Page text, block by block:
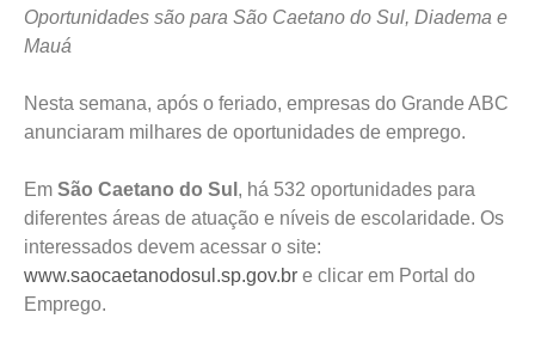
Oportunidades são para São Caetano do Sul, Diadema e
Mauá
Nesta semana, após o feriado, empresas do Grande ABC
anunciaram milhares de oportunidades de emprego.
Em São Caetano do Sul , há 532 oportunidades para
diferentes áreas de atuação e níveis de escolaridade. Os
interessados devem acessar o site:
www.saocaetanodosul.sp.gov.br e clicar em Portal do
Emprego.